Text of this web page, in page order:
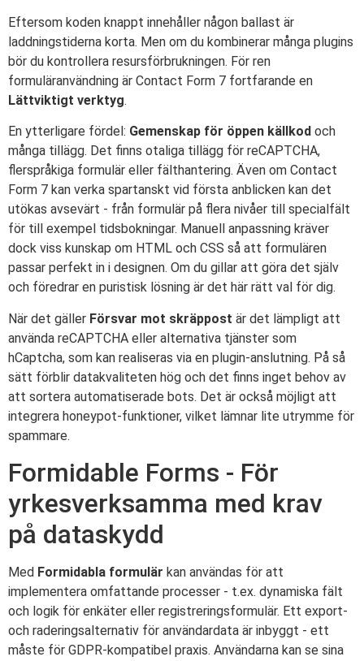
Eftersom koden knappt innehåller någon ballast är
laddningstiderna korta. Men om du kombinerar många plugins
bör du kontrollera resursförbrukningen. För ren
formuläranvändning är Contact Form 7 fortfarande en
Lättviktigt verktyg.
En ytterligare fördel: Gemenskap för öppen källkod och
många tillägg. Det finns otaliga tillägg för reCAPTCHA,
flerspråkiga formulär eller fälthantering. Även om Contact
Form 7 kan verka spartanskt vid första anblicken kan det
utökas avsevärt - från formulär på flera nivåer till specialfält
för till exempel tidsbokningar. Manuell anpassning kräver
dock viss kunskap om HTML och CSS så att formulären
passar perfekt in i designen. Om du gillar att göra det själv
och föredrar en puristisk lösning är det här rätt val för dig.
När det gäller Försvar mot skräppost är det lämpligt att
använda reCAPTCHA eller alternativa tjänster som
hCaptcha, som kan realiseras via en plugin-anslutning. På så
sätt förblir datakvaliteten hög och det finns inget behov av
att sortera automatiserade bots. Det är också möjligt att
integrera honeypot-funktioner, vilket lämnar lite utrymme för
spammare.
Formidable Forms - För
yrkesverksamma med krav
på dataskydd
Med Formidabla formulär kan användas för att
implementera omfattande processer - t.ex. dynamiska fält
och logik för enkäter eller registreringsformulär. Ett export-
och raderingsalternativ för användardata är inbyggt - ett
måste för GDPR-kompatibel praxis. Användarna kan se sina